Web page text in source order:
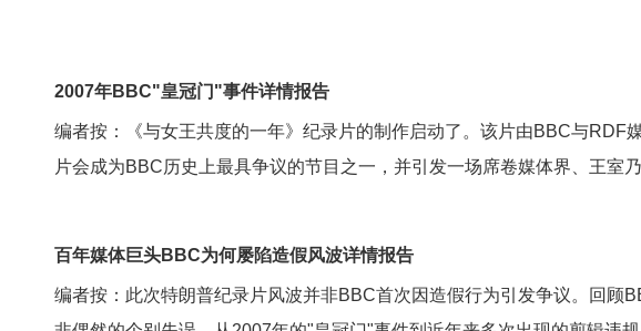
2007年BBC"皇冠门"事件详情报告
编者按：《与女王共度的一年》纪录片的制作启动了。该片由BBC与
片会成为BBC历史上最具争议的节目之一，并引发一场席卷媒体界、王室
百年媒体巨头BBC为何屡陷造假风波详情报告
编者按：此次特朗普纪录片风波并非BBC首次因造假行为引发争议。回